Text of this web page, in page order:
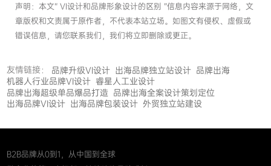
声明：本文“ VI设计和品牌形象设计的区别 ”信息内容来源于网络，文
章版权和文责属于原作者，不代表本站立场。如图文有侵权、虚假或
错误信息，请您联系我们，我们将立即删除或更正。
友情链接： 品牌升级VI设计 出海品牌独立站设计 品牌出海
机器人行业品牌VI设计 睿星人工业设计
品牌出海超级单品爆品打造 品牌出海全案设计策划定位
出海品牌VI设计 出海品牌包装设计 外贸独立站建设
B2B品牌从0到1，从中国到全球